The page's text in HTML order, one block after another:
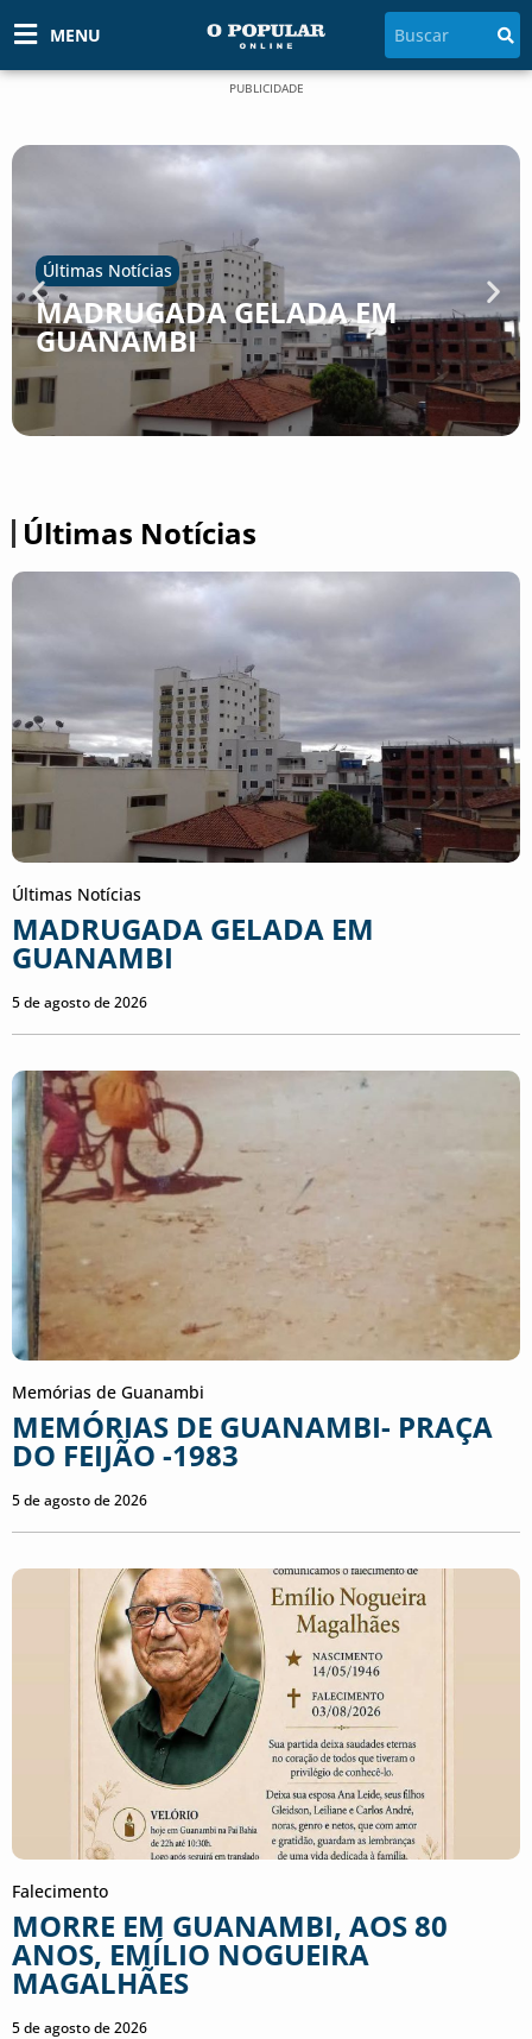
MENU
PUBLICIDADE
Últimas Notícias
MADRUGADA GELADA EM
GUANAMBI
Últimas Notícias
Últimas Notícias
MADRUGADA GELADA EM
GUANAMBI
5 de agosto de 2026
Memórias de Guanambi
MEMÓRIAS DE GUANAMBI- PRAÇA
DO FEIJÃO -1983
5 de agosto de 2026
Falecimento
MORRE EM GUANAMBI, AOS 80
ANOS, EMÍLIO NOGUEIRA
MAGALHÃES
5 de agosto de 2026